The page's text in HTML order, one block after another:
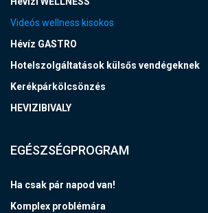
Videós wellness kisokos
Hévíz GASTRO
Hotelszolgáltatások külsős vendégeknek
Kerékpárkölcsönzés
HEVIZIBIVALY
EGÉSZSÉGPROGRAM
Ha csak pár napod van!
Komplex problémára